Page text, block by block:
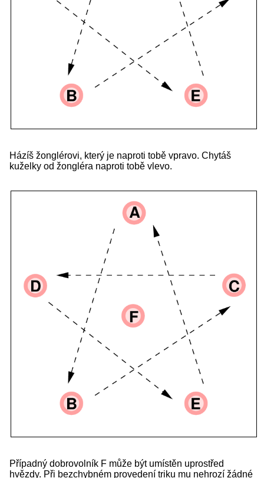
Házíš žonglérovi, který je naproti tobě vpravo. Chytáš
kuželky od žongléra naproti tobě vlevo.
Případný dobrovolník F může být umístěn uprostřed
hvězdy. Při bezchybném provedení triku mu nehrozí žádné